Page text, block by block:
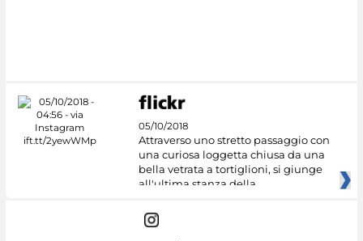
05/10/2018
Attraverso uno stretto passaggio con
una curiosa loggetta chiusa da una
bella vetrata a tortiglioni, si giunge
all'ultima stanza della